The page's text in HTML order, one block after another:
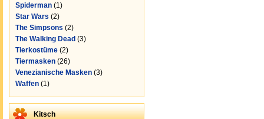
Spiderman (1)
Star Wars (2)
The Simpsons (2)
The Walking Dead (3)
Tierkostüme (2)
Tiermasken (26)
Venezianische Masken (3)
Waffen (1)
Kitsch